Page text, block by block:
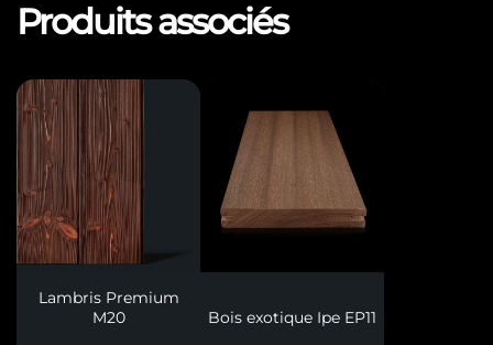
Produits associés
Lambris Premium
M20
Bois exotique Ipe EP11